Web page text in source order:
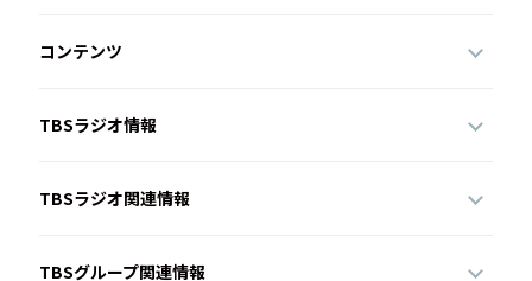
コンテンツ
TBSラジオ情報
TBSラジオ関連情報
TBSグループ関連情報